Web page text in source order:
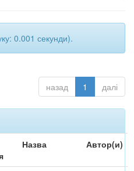
0.001 секунди).
назад 1 далі
Назва Автор(и)